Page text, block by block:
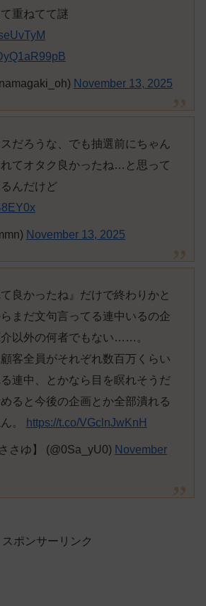
重ねてて謎
November 13, 2025
だろうな、でも抽選前にちゃん
てオタク良かったね…と思って
んだけど
November 13, 2025
良かったね』だけで終わりかと
まだ文句言ってる連中いるの企
以外の何者でもない……。
客全員がそれぞれ数百万くらい
連中、とかなら目を瞑れそうだ
ると今後の企画とか全部潰れる
。
https://t.co/VGclnJwKnH
ゆ】 (@0Sa_yU0) November
スポンサーリンク